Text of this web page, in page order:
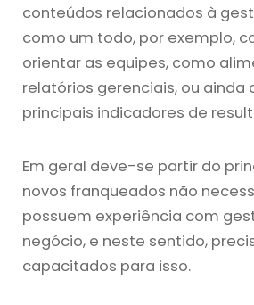
conteúdos relacionados à
como um todo, por exemplo,
orientar as equipes, como
relatórios gerenciais, ou ainda
principais indicadores de
Em geral deve-se partir do
novos franqueados não
possuem experiência com
negócio, e neste sentido,
capacitados para isso.